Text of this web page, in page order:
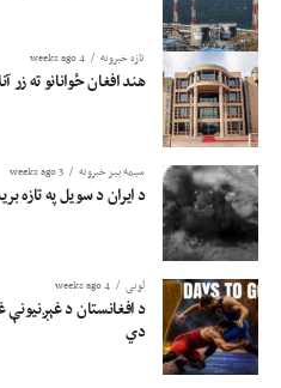
تازه خبرونه 4 weeks ago
هند افغان ځوانانو ته
سیمه ییز خبرونه 3 weeks ago
د ایران د سویل په تازه بریدونو کې له ۳۰
لوبی 4 weeks ago
د افغانستان د غېږنیونې
دي